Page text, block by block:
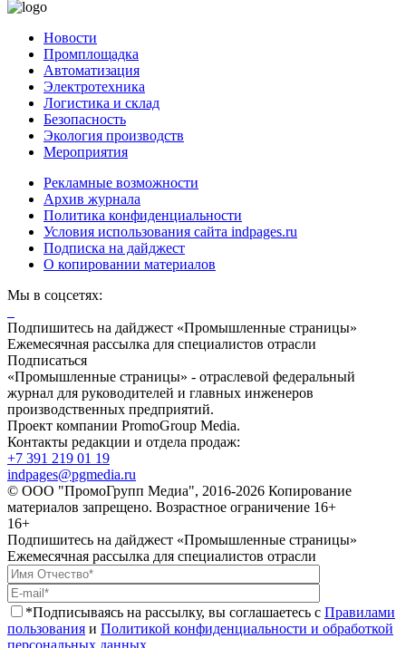
Новости
Промплощадка
Автоматизация
Электротехника
Логистика и склад
Безопасность
Экология производств
Мероприятия
Рекламные возможности
Архив журнала
Политика конфиденциальности
Условия использования сайта indpages.ru
Подписка на дайджест
О копировании материалов
Мы в соцсетях:
Подпишитесь на дайджест «Промышленные страницы»
Ежемесячная рассылка для специалистов отрасли
Подписаться
«Промышленные страницы» - отраслевой федеральный
журнал для руководителей и главных инженеров
производственных предприятий.
Проект компании PromoGroup Media.
Контакты редакции и отдела продаж:
+7 391 219 01 19
indpages@pgmedia.ru
© ООО "ПромоГрупп Медиа", 2016-2026 Копирование
материалов запрещено. Возрастное ограничение 16+
16+
Подпишитесь на дайджест «Промышленные страницы»
Ежемесячная рассылка для специалистов отрасли
*Подписываясь на рассылку, вы соглашаетесь с Правилами
пользования и Политикой конфиденциальности и обработкой